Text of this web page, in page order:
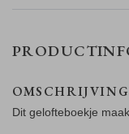
OMSCHRIJVING
Dit gelofteboekje